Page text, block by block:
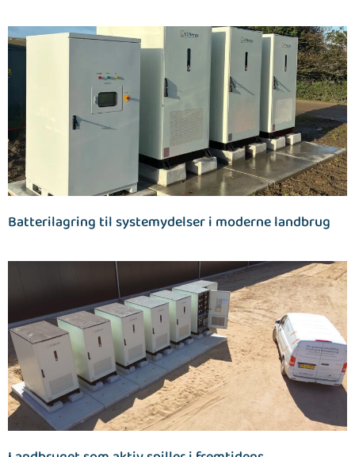
Batterilagring til systemydelser i moderne landbrug